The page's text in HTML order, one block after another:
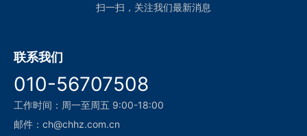
扫一扫，关注我们最新消息
联系我们
010-56707508
工作时间：周一至周五 9:00-18:00
邮件：ch@chhz.com.cn